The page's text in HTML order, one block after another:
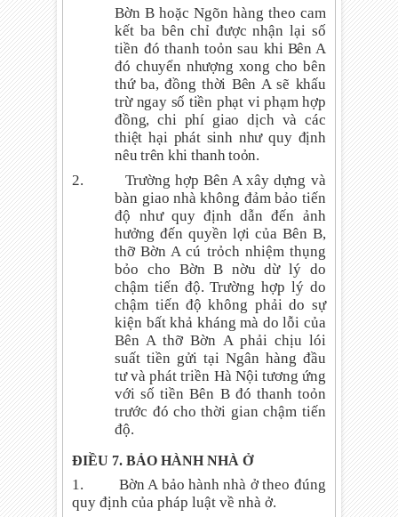
Bờn B hoặc Ngõn hàng theo cam
kết ba bên chỉ được nhận lại số
tiền đó thanh toỏn sau khi Bên A
đó chuyển nhượng xong cho bên
thứ ba, đồng thời Bên A sẽ khấu
trừ ngay số tiền phạt vi phạm hợp
đồng, chi phí giao dịch và các
thiệt hại phát sinh như quy định
nêu trên khi thanh toỏn.
2.
Trường hợp Bên A xây dựng và
bàn giao nhà không đảm bảo tiến
độ như quy định dẫn đến ảnh
hưởng đến quyền lợi của Bên B,
thỡ Bờn A cú trỏch nhiệm thụng
bỏo cho Bờn B nờu dừ lý do
chậm tiến độ. Trường hợp lý do
chậm tiến độ không phải do sự
kiện bất khả kháng mà do lỗi của
Bên A thỡ Bờn A phải chịu lói
suất tiền gửi tại Ngân hàng đầu
tư và phát triền Hà Nội tương ứng
với số tiền Bên B đó thanh toỏn
trước đó cho thời gian chậm tiến
độ.
ĐIỀU 7. BẢO HÀNH NHÀ Ở
1.
Bờn A bảo hành nhà ở theo đúng
quy định của pháp luật về nhà ở.